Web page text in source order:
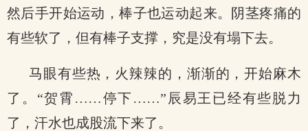
然后手开始运动，棒子也运动起来。阴茎疼痛的
有些软了，但有棒子支撑，究是没有塌下去。
马眼有些热，火辣辣的，渐渐的，开始麻木
了。“贺霄……停下……”辰易王已经有些脱力
了，汗水也成股流下来了。